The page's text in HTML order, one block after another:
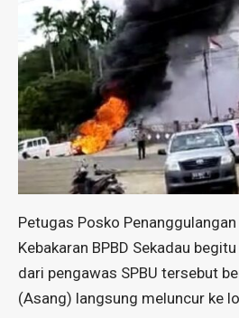
Petugas Posko Penanggulangan
Kebakaran BPBD Sekadau
dari pengawas SPBU tersebut
(Asang) langsung meluncur ke